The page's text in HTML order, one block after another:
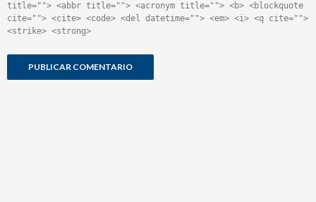
title=""> <abbr title=""> <acronym title=""> <b> <blockquote
cite=""> <cite> <code> <del datetime=""> <em> <i> <q cite="">
<strike> <strong>